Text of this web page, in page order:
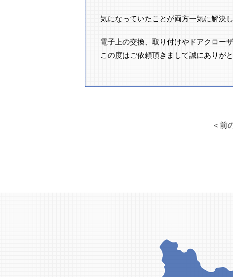
気になっていたことが両方一気に解決
電子上の交換、取り付けやドアクロー
この度はご依頼頂きまして誠にありが
＜前